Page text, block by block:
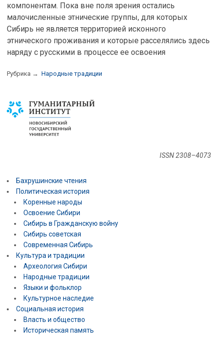
компонентам. Пока вне поля зрения остались
малочисленные этнические группы, для которых
Сибирь не является территорией исконного
этнического проживания и которые расселялись здесь
наряду с русскими в процессе ее освоения
Рубрика → Народные традиции
ISSN 2308–4073
Бахрушинские чтения
Политическая история
Коренные народы
Освоение Сибири
Сибирь в Гражданскую войну
Сибирь советская
Современная Сибирь
Культура и традиции
Археология Сибири
Народные традиции
Языки и фольклор
Культурное наследие
Социальная история
Власть и общество
Историческая память